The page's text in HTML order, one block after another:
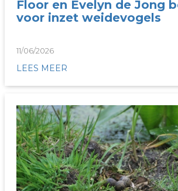
Floor en Evelyn de Jong
voor inzet weidevogels
11/06/2026
LEES MEER